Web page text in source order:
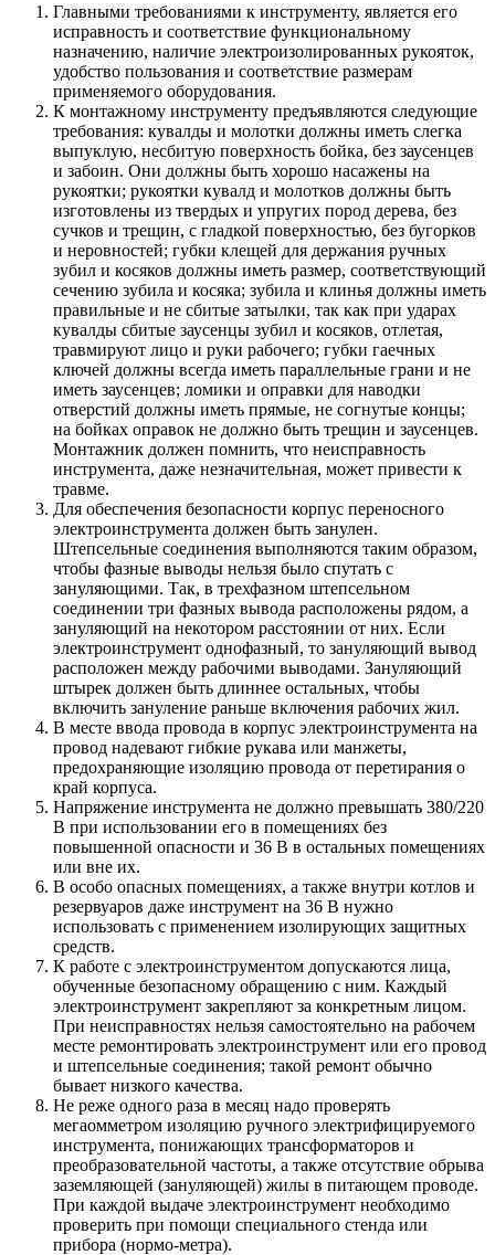
Главными требованиями к инструменту, является его
исправность и соответствие функциональному
назначению, наличие электроизолированных рукояток,
удобство пользования и соответствие размерам
применяемого оборудования.
К монтажному инструменту предъявляются следующие
требо­вания: кувалды и молотки должны иметь слегка
выпуклую, несбитую поверхность бойка, без заусенцев
и забоин. Они должны быть хорошо насажены на
рукоятки; рукоятки кувалд и молотков должны быть
изготовлены из твердых и упругих пород дерева, без
сучков и трещин, с гладкой поверхностью, без бугорков
и неровностей; губки клещей для держания ручных
зубил и косяков должны иметь размер, соответ­ствующий
сечению зубила и косяка; зубила и клинья должны иметь
правильные и не сбитые затылки, так как при ударах
кувалды сбитые заусенцы зубил и косяков, отлетая,
травмируют лицо и руки рабочего; губки гаечных
ключей должны всегда иметь параллельные грани и не
иметь заусенцев; ломики и оправки для наводки
отверстий должны иметь прямые, не согнутые концы;
на бойках оправок не должно быть трещин и заусенцев.
Монтажник должен помнить, что неисправность
инструмен­та, даже незначительная, может привести к
травме.
Для обеспечения безопасности корпус переносного
электроинструмента должен быть занулен.
Штепсельные соединения выполняются таким образом,
чтобы фазные выводы нельзя было спутать с
зануляющими. Так, в трехфазном штепсельном
соединении три фазных вывода расположены рядом, а
зануляющий на некотором расстоянии от них. Если
электроинструмент однофазный, то зануляющий вывод
расположен между рабочими выводами. Зануляющий
штырек должен быть длиннее остальных, чтобы
включить зануление раньше включения рабочих жил.
В месте ввода провода в корпус электроинструмента на
провод надевают гибкие рукава или манжеты,
предохраняющие изоляцию провода от перетирания о
край корпуса.
Напряжение инструмента не должно превышать 380/220
В при использовании его в помещениях без
повышенной опасности и 36 В в остальных помещениях
или вне их.
В особо опасных помещениях, а также внутри котлов и
резервуаров даже инструмент на 36 В нужно
использовать с применением изолирующих защитных
средств.
К работе с электроинструментом допускаются лица,
обученные безопасному обращению с ним. Каждый
электроинструмент закрепляют за конкретным лицом.
При неисправностях нельзя самостоятельно на рабочем
месте ремонтировать электроинструмент или его провод
и штепсельные соединения; такой ремонт обычно
бывает низкого качества.
Не реже одного раза в месяц надо проверять
мегаомметром изоляцию ручного электрифицируемого
инструмента, понижающих трансформаторов и
преобразовательной частоты, а также отсутствие обрыва
заземляющей (зануляющей) жилы в питающем проводе.
При каждой выдаче электроинструмент необходимо
проверить при помощи специального стенда или
прибора (нормо-метра).